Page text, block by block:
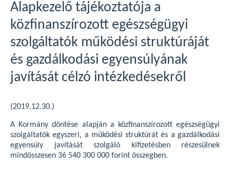
Alapkezelő tájékoztatója a
közfinanszírozott egészségügyi
szolgáltatók működési struktúráját
és gazdálkodási egyensúlyának
javítását célzó intézkedésekről
(2019.12.30.)
A Kormány döntése alapján a közfinanszírozott egészségügyi
szolgáltatók egyszeri, a működési struktúrát és a gazdálkodási
egyensúly javítását szolgáló kifizetésben részesülnek
mindösszesen 36 540 300 000 forint összegben.